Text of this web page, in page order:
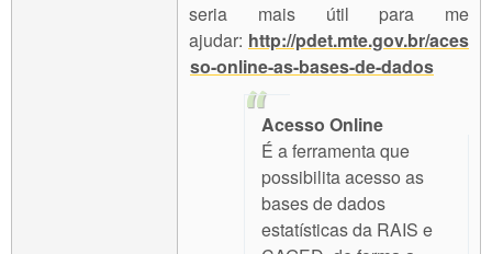
seria mais útil para me
ajudar: http://pdet.mte.gov.br/aces
so-online-as-bases-de-dados
Acesso Online
É a ferramenta que
possibilita acesso as
bases de dados
estatísticas da RAIS e